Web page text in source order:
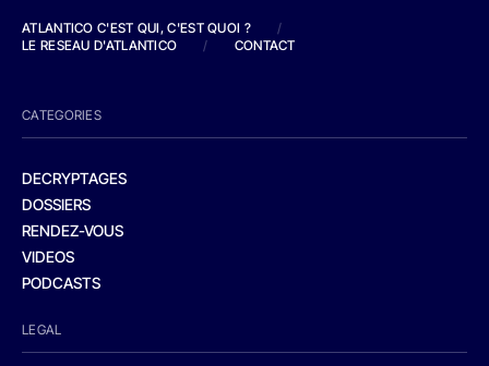
ATLANTICO C'EST QUI, C'EST QUOI ?
/
LE RESEAU D'ATLANTICO
/ CONTACT
CATEGORIES
DECRYPTAGES
DOSSIERS
RENDEZ-VOUS
VIDEOS
PODCASTS
LEGAL